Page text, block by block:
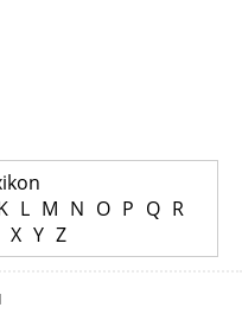
L M N O P Q R
X Y Z